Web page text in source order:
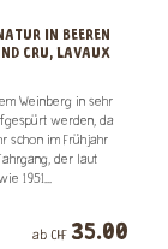
IN BEEREN
CRU, LAVAUX
Weinberg in sehr
werden, da
schon im Frühjahr
der laut
1951...
ab CHF 35.00